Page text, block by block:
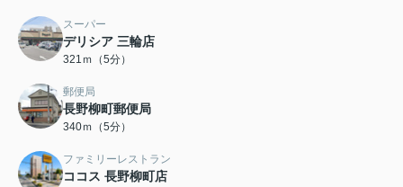
スーパー
デリシア 三輪店
321ｍ（5分）
郵便局
長野柳町郵便局
340ｍ（5分）
ファミリーレストラン
ココス 長野柳町店